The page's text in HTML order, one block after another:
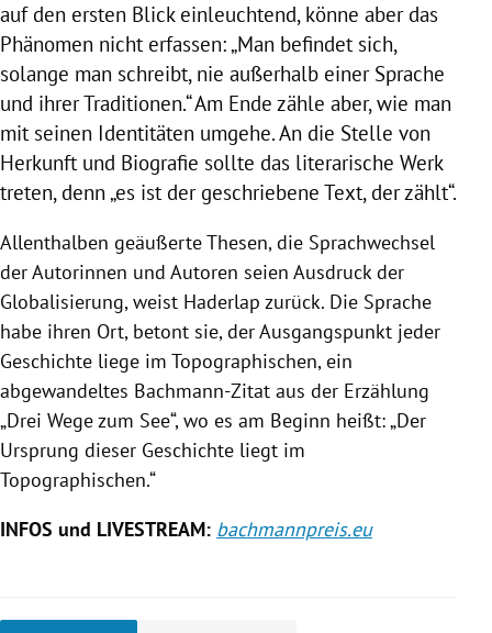
auf den ersten Blick einleuchtend, könne aber das
Phänomen nicht erfassen: „Man befindet sich,
solange man schreibt, nie außerhalb einer Sprache
und ihrer Traditionen.“ Am Ende zähle aber, wie man
mit seinen Identitäten umgehe. An die Stelle von
Herkunft und Biografie sollte das literarische Werk
treten, denn „es ist der geschriebene Text, der zählt“.
Allenthalben geäußerte Thesen, die Sprachwechsel
der Autorinnen und Autoren seien Ausdruck der
Globalisierung, weist Haderlap zurück. Die Sprache
habe ihren Ort, betont sie, der Ausgangspunkt jeder
Geschichte liege im Topographischen, ein
abgewandeltes Bachmann-Zitat aus der Erzählung
„Drei Wege zum See“, wo es am Beginn heißt: „Der
Ursprung dieser Geschichte liegt im
Topographischen.“
INFOS und LIVESTREAM: bachmannpreis.eu